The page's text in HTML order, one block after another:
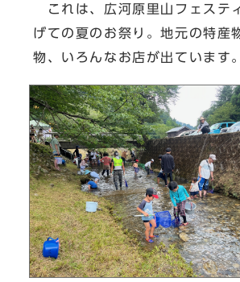
これは、広河原里山フェステ
げての夏のお祭り。地元の特産
物、いろんなお店が出ています。